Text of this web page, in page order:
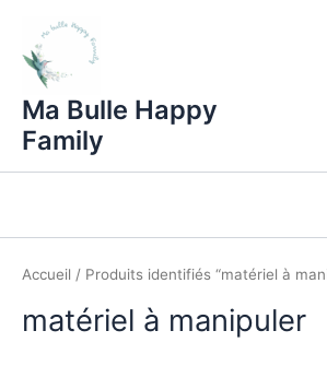
contenu
Ma Bulle Happy
Family
Accueil / Produits identifiés “matériel à
matériel à manipuler